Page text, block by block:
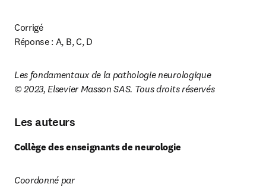
Corrigé
Réponse : A, B, C, D
Les fondamentaux de la pathologie neurologique
© 2023, Elsevier Masson SAS. Tous droits réservés
Les auteurs
Collège des enseignants de neurologie
Coordonné par